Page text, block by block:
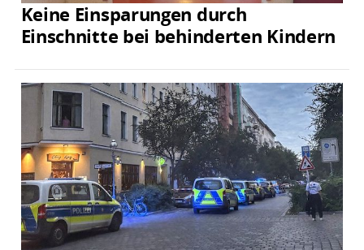
Keine Einsparungen durch
Einschnitte bei behinderten Kindern